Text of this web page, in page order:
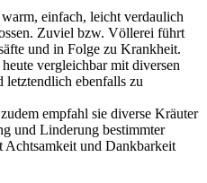
einfach, leicht verdaulich
Zuviel bzw. Völlerei führt
und in Folge zu Krankheit.
vergleichbar mit diversen
ebenfalls zu
empfahl sie diverse Kräuter
und Linderung bestimmter
Achtsamkeit und Dankbarkeit